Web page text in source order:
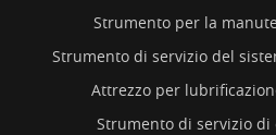
Strumento per la
Strumento di servizio del
Attrezzo per
Strumento di servizio di